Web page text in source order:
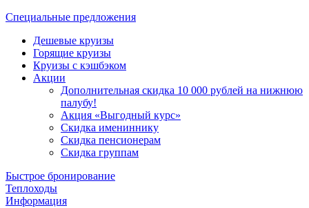
Специальные предложения
Дешевые круизы
Горящие круизы
Круизы с кэшбэком
Акции
Дополнительная скидка 10 000 рублей на нижнюю
палубу!
Акция «Выгодный курс»
Скидка имениннику
Скидка пенсионерам
Скидка группам
Быстрое бронирование
Теплоходы
Информация